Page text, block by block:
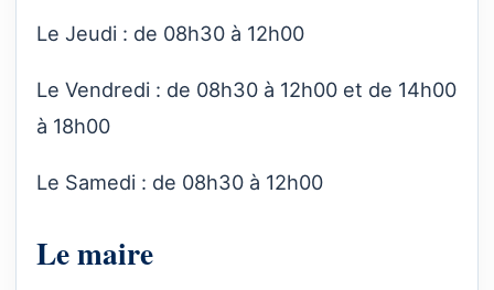
Le Jeudi : de 08h30 à 12h00
Le Vendredi : de 08h30 à 12h00 et de 14h00
à 18h00
Le Samedi : de 08h30 à 12h00
Le maire